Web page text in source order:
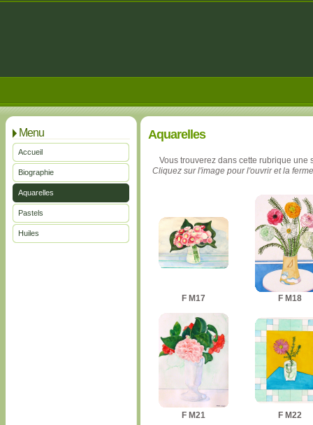
Menu
Accueil
Biographie
Aquarelles
Pastels
Huiles
Aquarelles
Vous trouverez dans cette rubrique
Cliquez sur l'image pour l'ouvrir et la
F M17 F M18
F M21 F M22